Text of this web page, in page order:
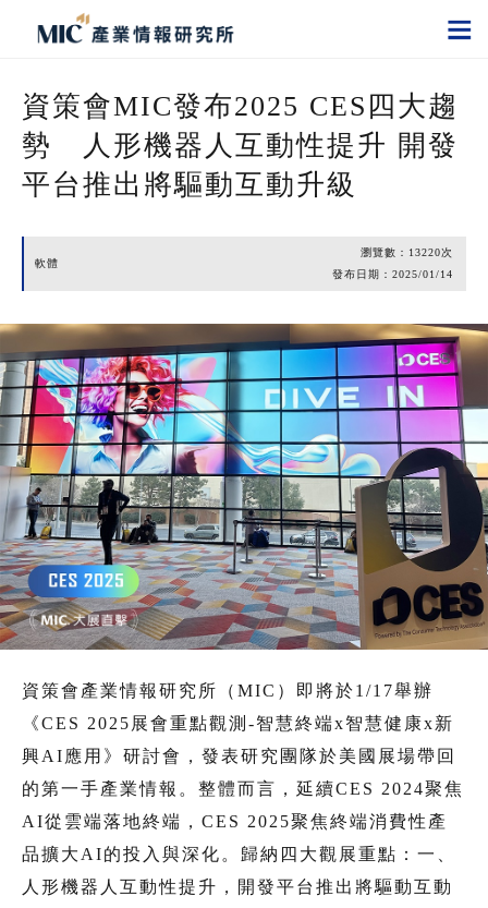
資策會MIC發布2025 CES四大趨
勢 人形機器人互動性提升 開發
平台推出將驅動互動升級
軟體
瀏覽數： 13220次
發布日期： 2025/01/14
資策會產業情報研究所（MIC）即將於1/17舉辦
《CES 2025展會重點觀測-智慧終端x智慧健康x新
興AI應用》研討會，發表研究團隊於美國展場帶回
的第一手產業情報。整體而言，延續CES 2024聚焦
AI從雲端落地終端，CES 2025聚焦終端消費性產
品擴大AI的投入與深化。歸納四大觀展重點：一、
人形機器人互動性提升，開發平台推出將驅動互動